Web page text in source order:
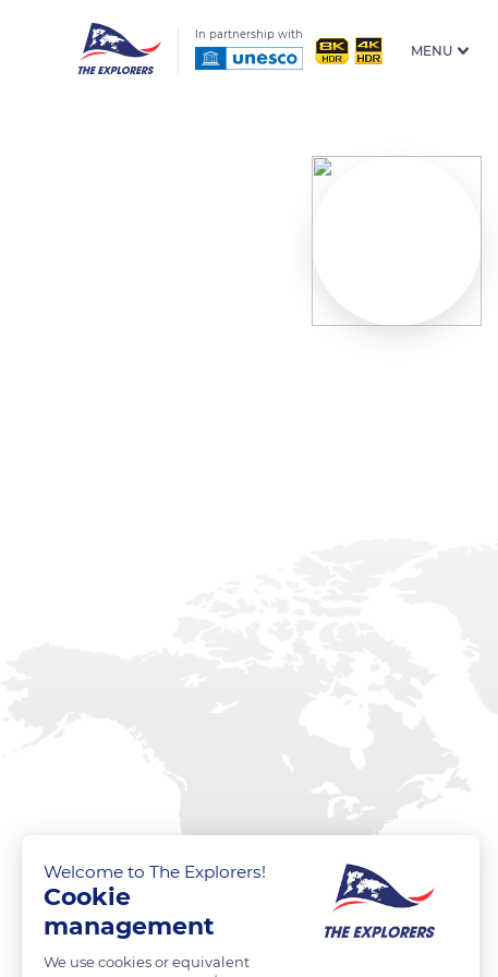
In partnership with
MENU
Welcome to The Explorers!
Cookie
management
We use cookies or equivalent